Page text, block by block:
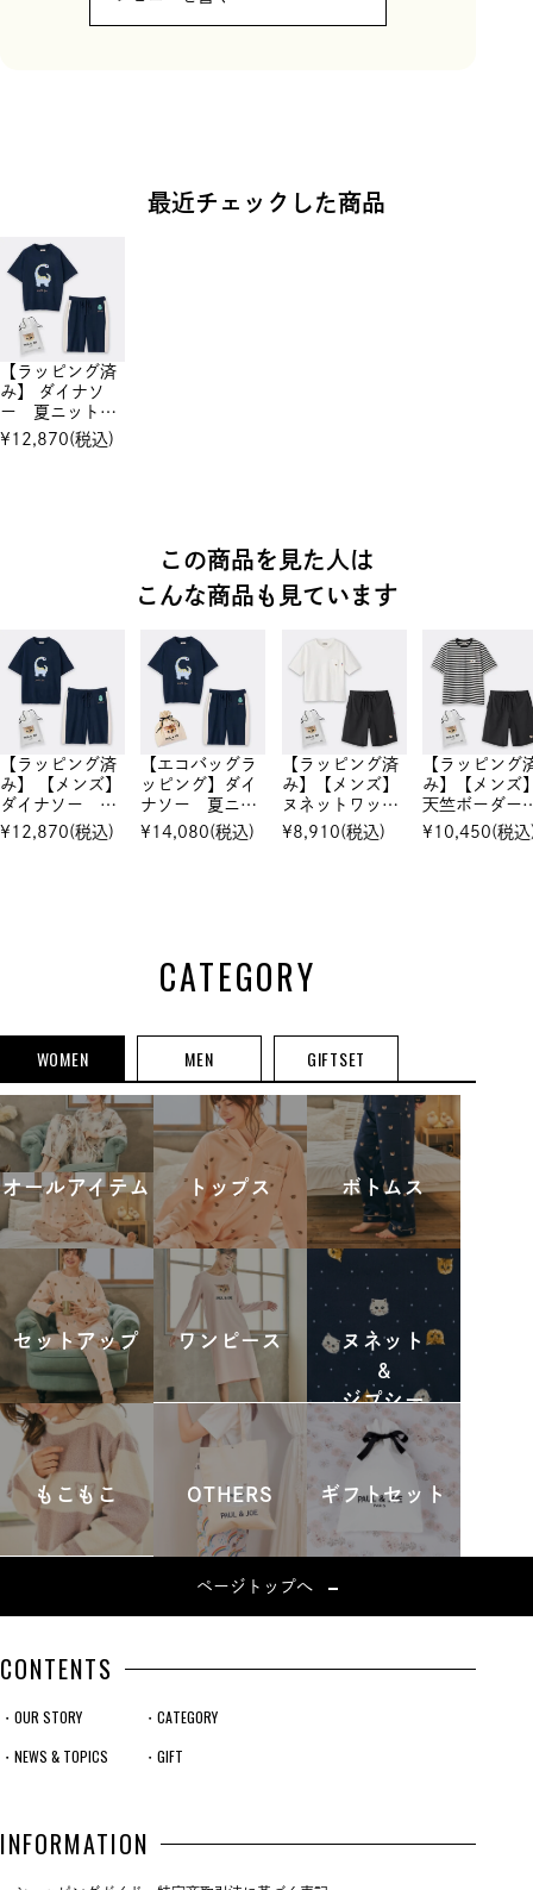
最近チェックした商品
【ラッピング済
み】 ダイナソ
ー 夏ニット
プルオーバー&
ハーフパンツ
¥ 12,870(税込)
この商品を見た人は
こんな商品も見ています
【ラッピング済
み】 【メンズ】
ダイナソー 夏
ニット プルオ
ーバー&ハーフ
¥ 12,870(税込)
【エコバッグラ
ッピング】ダイ
ナソー 夏ニッ
ト プルオーバ
ー &ハーフパン
¥ 14,080(税込)
【ラッピング済
み】【メンズ】
ヌネットワッペ
ン トップス＆
ハーフパンツ
¥8,910(税込)
【ラッピング
み】【メンズ
天竺ボーダ
トップス＆ハ
フパンツ セ
¥ 10,450(税
CATEGORY
WOMEN MEN GIFTSET
オールアイテム トップス ボトムス
セットアップ ワンピース
ヌネット
&
ジプシー
もこもこ OTHERS ギフトセット
ページトップへ
CONTENTS
・OUR STORY
・NEWS & TOPICS
・CATEGORY
・GIFT
INFORMATION